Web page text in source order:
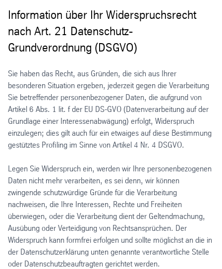
Information über Ihr Widerspruchsrecht
nach Art. 21 Datenschutz-
Grundverordnung (DSGVO)
Sie haben das Recht, aus Gründen, die sich aus Ihrer
besonderen Situation ergeben, jederzeit gegen die Verarbeitung
Sie betreffender personenbezogener Daten, die aufgrund von
Artikel 6 Abs. 1 lit. f der EU DS-GVO (Datenverarbeitung auf der
Grundlage einer Interessenabwägung) erfolgt, Widerspruch
einzulegen; dies gilt auch für ein etwaiges auf diese Bestimmung
gestütztes Profiling im Sinne von Artikel 4 Nr. 4 DSGVO.
Legen Sie Widerspruch ein, werden wir Ihre personenbezogenen
Daten nicht mehr verarbeiten, es sei denn, wir können
zwingende schutzwürdige Gründe für die Verarbeitung
nachweisen, die Ihre Interessen, Rechte und Freiheiten
überwiegen, oder die Verarbeitung dient der Geltendmachung,
Ausübung oder Verteidigung von Rechtsansprüchen. Der
Widerspruch kann formfrei erfolgen und sollte möglichst an die in
der Datenschutzerklärung unten genannte verantwortliche Stelle
oder Datenschutzbeauftragten gerichtet werden.